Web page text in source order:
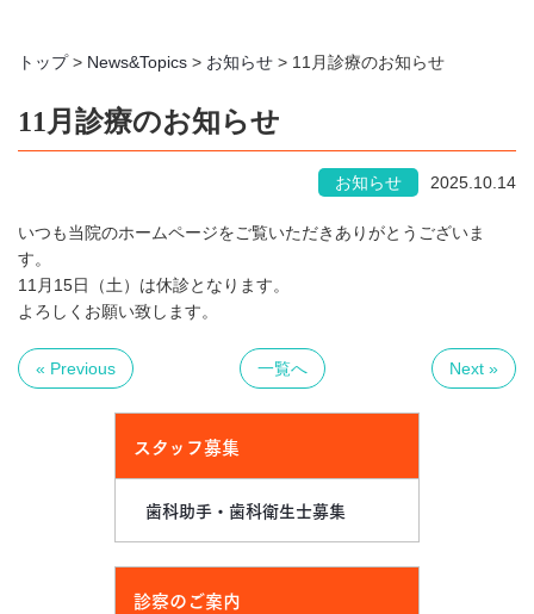
トップ> News&Topics > お知らせ > 11月診療のお知らせ
11月診療のお知らせ
お知らせ 2025.10.14
いつも当院のホームページをご覧いただきありがとうございま
す。
11月15日（土）は休診となります。
よろしくお願い致します。
« Previous 一覧へ Next »
スタッフ募集
歯科助手・歯科衛生士募集
診察のご案内